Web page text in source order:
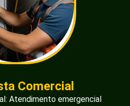
Comercial
Atendimento emergencial